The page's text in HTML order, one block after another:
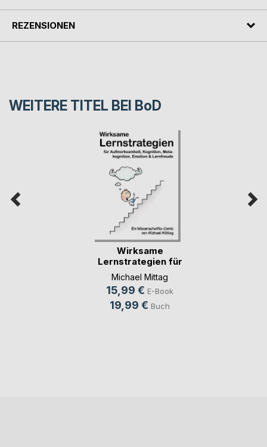
REZENSIONEN
WEITERE TITEL BEI BoD
Wirksame
Lernstrategien für
Aufmer(...)
Michael Mittag
15,99 € E-Book
19,99 € Buch